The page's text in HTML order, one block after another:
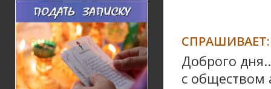
СПРАШИВАЕТ:
Доброго
с обществом